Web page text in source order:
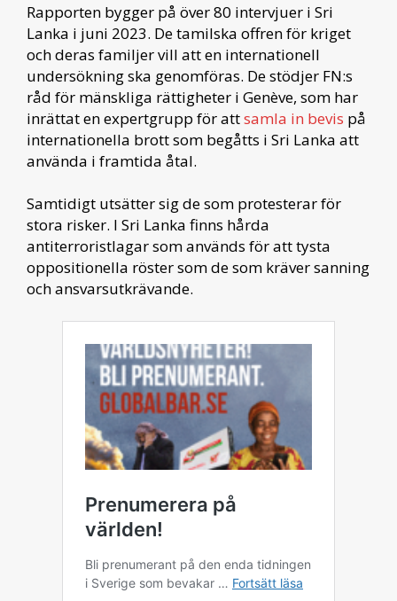
Rapporten bygger på över 80 intervjuer i Sri
Lanka i juni 2023. De tamilska offren för kriget
och deras familjer vill att en internationell
undersökning ska genomföras. De stödjer FN:s
råd för mänskliga rättigheter i Genève, som har
inrättat en expertgrupp för attsamla in bevis på
internationella brott som begåtts i Sri Lanka att
använda i framtida åtal.
Samtidigt utsätter sig de som protesterar för
stora risker. I Sri Lanka finns hårda
antiterroristlagar som används för att tysta
oppositionella röster som de som kräver sanning
och ansvarsutkrävande.